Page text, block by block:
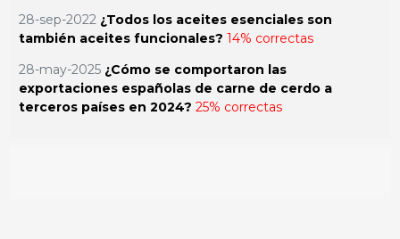
28-sep-2022 ¿Todos los aceites esenciales son
también aceites funcionales? 14% correctas
28-may-2025 ¿Cómo se comportaron las
exportaciones españolas de carne de cerdo a
terceros países en 2024? 25% correctas